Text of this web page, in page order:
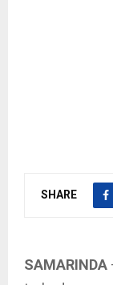
SHARE
SAMARINDA